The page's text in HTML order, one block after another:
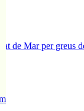
de Mar per greus